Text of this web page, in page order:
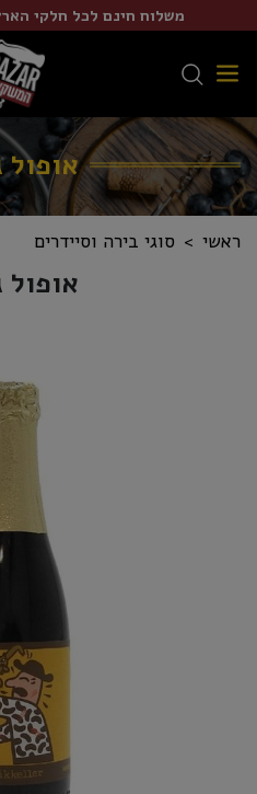
משלוח חינם לכל חלקי הארץ
אופול
ראשי סוגי בירה וסיידרים
אופול